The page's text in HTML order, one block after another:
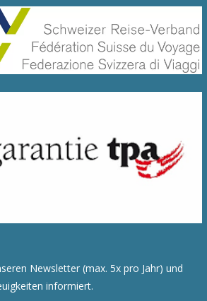
Newsletter (max. 5x pro Jahr) und
informiert.